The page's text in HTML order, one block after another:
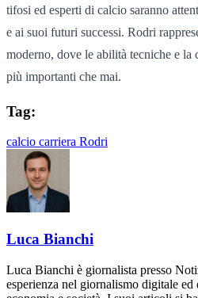
tifosi ed esperti di calcio saranno
e ai suoi futuri successi. Rodri
moderno, dove le abilità tecniche e la
più importanti che mai.
Tag:
calcio carriera Rodri
Luca Bianchi
Luca Bianchi è giornalista presso
esperienza nel giornalismo digitale